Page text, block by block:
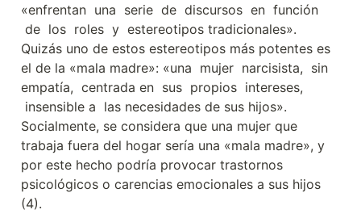
«enfrentan  una  serie  de  discursos  en  función
de  los  roles  y  estereotipos tradicionales».
Quizás uno de estos estereotipos más potentes es
el de la «mala madre»: «una  mujer  narcisista,  sin
empatía,  centrada en  sus  propios  intereses,
insensible a  las necesidades de sus hijos».
Socialmente, se considera que una mujer que
trabaja fuera del hogar sería una «mala madre», y
por este hecho podría provocar trastornos
psicológicos o carencias emocionales a sus hijos
(4).